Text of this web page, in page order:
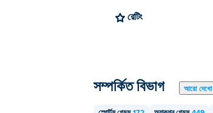
রেটিং
সম্পর্কিত বিভাগ আরো দেখো